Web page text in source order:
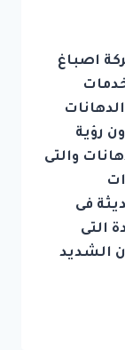
اصباغ
لخدمات
رؤية
والتى
فى
التى
الشديد